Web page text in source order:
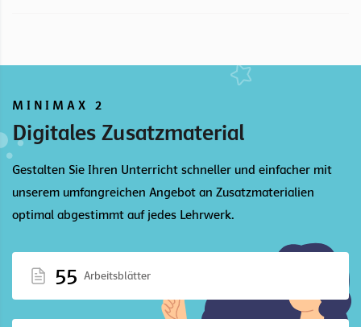
MINIMAX 2
Digitales Zusatzmaterial
Gestalten Sie Ihren Unterricht schneller und einfacher mit
unserem umfangreichen Angebot an Zusatzmaterialien
optimal abgestimmt auf jedes Lehrwerk.
55 Arbeitsblätter